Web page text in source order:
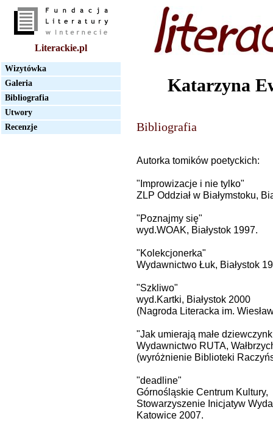
Literackie.pl
Wizytówka
Galeria
Bibliografia
Utwory
Recenzje
Katarzyna
Bibliografia
Autorka tomików poetyckich:
"Improwizacje i nie tylko"
ZLP Oddział w Białymstoku,
"Poznajmy się"
wyd.WOAK, Białystok 1997.
"Kolekcjonerka"
Wydawnictwo Łuk, Białystok
"Szkliwo"
wyd.Kartki, Białystok 2000
(Nagroda Literacka im.
"Jak umierają małe
Wydawnictwo RUTA,
(wyróżnienie Biblioteki
"deadline"
Górnośląskie Centrum Kultury,
Stowarzyszenie Inicjatyw
Katowice 2007.